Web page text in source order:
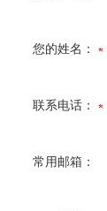
您的姓名：
联系电话：
常用邮箱：